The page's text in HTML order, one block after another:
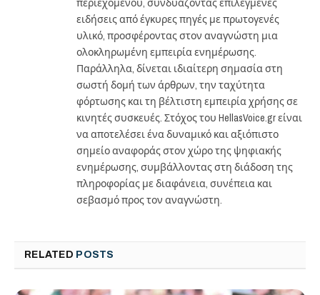
περιεχομένου, συνδυάζοντας επιλεγμένες
ειδήσεις από έγκυρες πηγές με πρωτογενές
υλικό, προσφέροντας στον αναγνώστη μια
ολοκληρωμένη εμπειρία ενημέρωσης.
Παράλληλα, δίνεται ιδιαίτερη σημασία στη
σωστή δομή των άρθρων, την ταχύτητα
φόρτωσης και τη βέλτιστη εμπειρία χρήσης σε
κινητές συσκευές. Στόχος του HellasVoice.gr είναι
να αποτελέσει ένα δυναμικό και αξιόπιστο
σημείο αναφοράς στον χώρο της ψηφιακής
ενημέρωσης, συμβάλλοντας στη διάδοση της
πληροφορίας με διαφάνεια, συνέπεια και
σεβασμό προς τον αναγνώστη.
RELATED POSTS